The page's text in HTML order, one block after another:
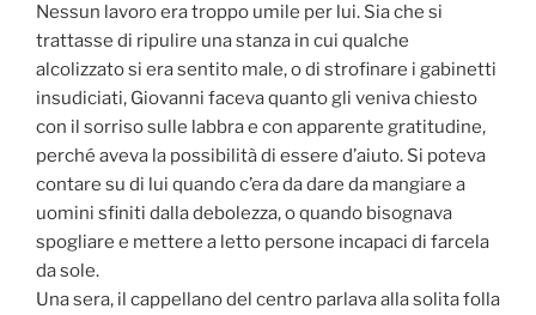
Nessun lavoro era troppo umile per lui. Sia che si
trattasse di ripulire una stanza in cui qualche
alcolizzato si era sentito male, o di strofinare i gabinetti
insudiciati, Giovanni faceva quanto gli veniva chiesto
con il sorriso sulle labbra e con apparente gratitudine,
perché aveva la possibilità di essere d’aiuto. Si poteva
contare su di lui quando c’era da dare da mangiare a
uomini sfiniti dalla debolezza, o quando bisognava
spogliare e mettere a letto persone incapaci di farcela
da sole.
Una sera, il cappellano del centro parlava alla solita folla